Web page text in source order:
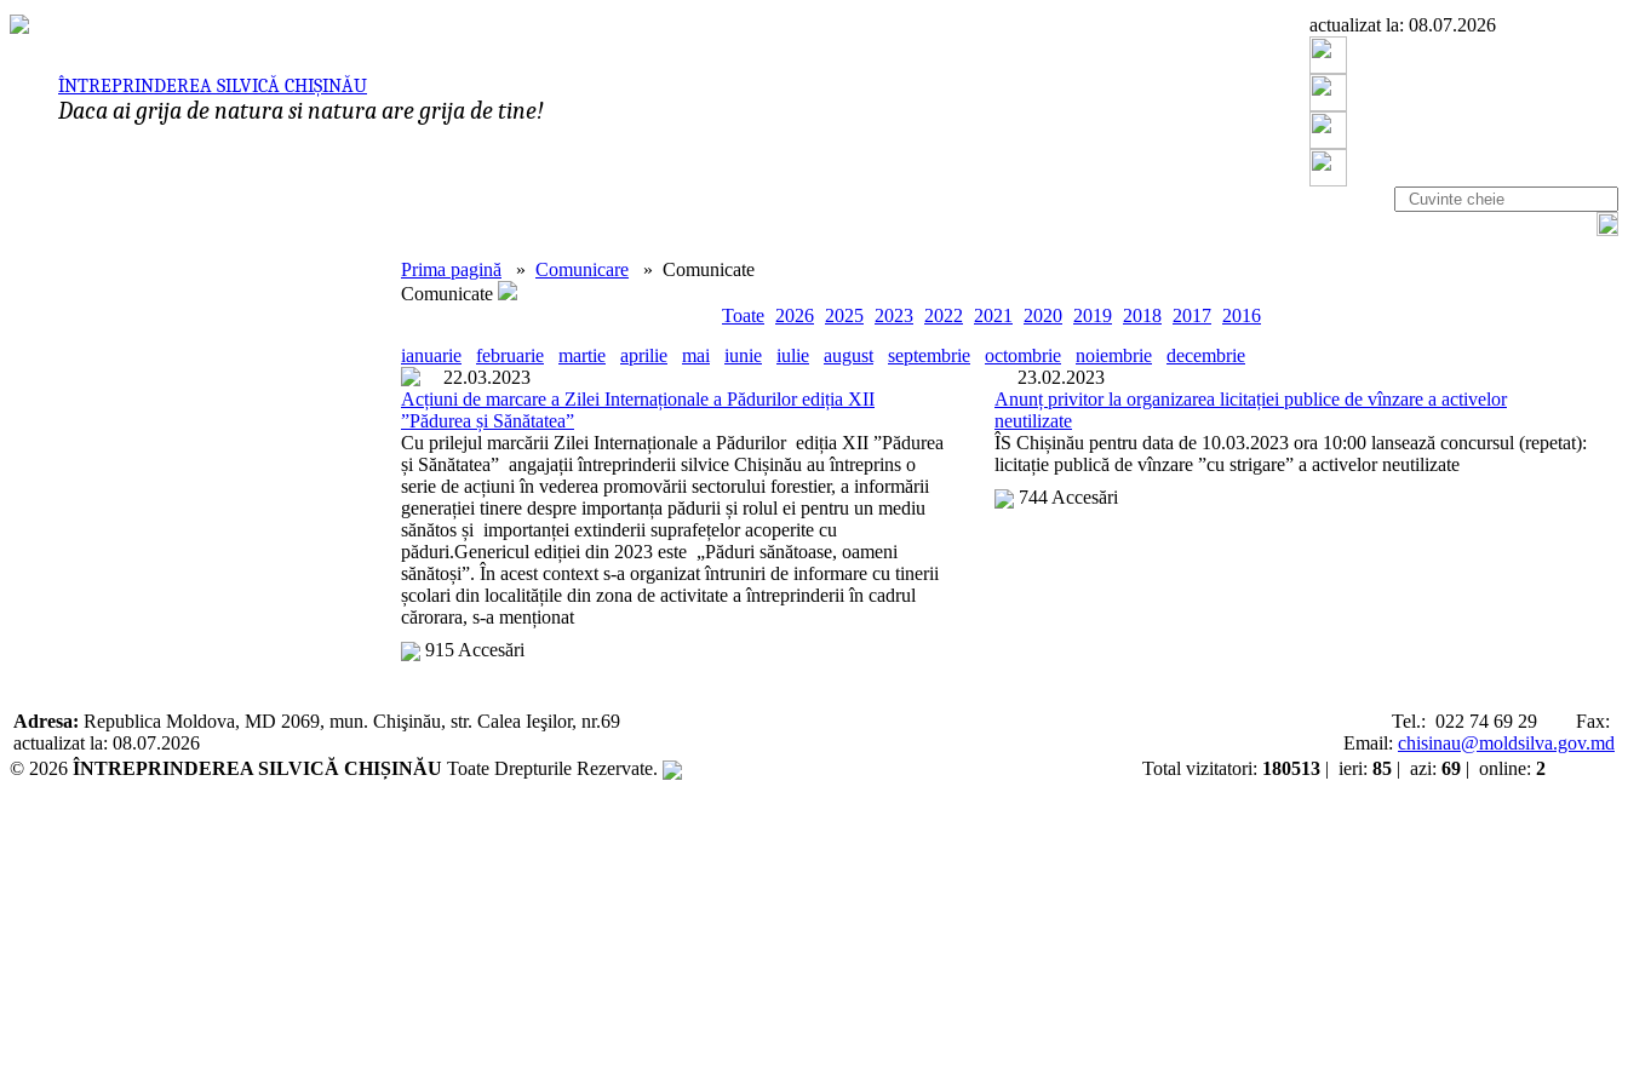
ÎNTREPRINDEREA SILVICĂ CHIȘINĂU
Daca ai grija de natura si natura are grija de tine!
actualizat la: 08.07.2026
Prima pagină » Comunicare » Comunicate
Comunicate
Toate 2026 2025 2023 2022 2021 2020 2019 2018 2017 2016
ianuarie
februarie martie aprilie mai iunie iulie august septembrie octombrie noiembrie
decembrie
22.03.2023
Acțiuni de marcare a Zilei Internaționale a Pădurilor ediția XII
”Pădurea și Sănătatea”
Cu prilejul marcării Zilei Internaționale a Pădurilor ediția XII ”Pădurea
și Sănătatea” angajații întreprinderii silvice Chișinău au întreprins o
serie de acțiuni în vederea promovării sectorului forestier, a informării
generației tinere despre importanța pădurii și rolul ei pentru un mediu
sănătos și importanței extinderii suprafețelor acoperite cu
păduri.Genericul ediției din 2023 este „Păduri sănătoase, oameni
sănătoși”. În acest context s-a organizat întruniri de informare cu tinerii
școlari din localitățile din zona de activitate a întreprinderii în cadrul
cărorara, s-a menționat
915 Accesări
23.02.2023
Anunț privitor la organizarea licitației publice de vînzare a activelor
neutilizate
ÎS Chișinău pentru data de 10.03.2023 ora 10:00 lansează concursul (repetat):
licitație publică de vînzare ”cu strigare” a activelor neutilizate
744 Accesări
Adresa: Republica Moldova, MD 2069, mun. Chişinău, str. Calea Ieşilor, nr.69
actualizat la: 08.07.2026
Tel.: 022 74 69 29
Fax:
Email: chisinau@moldsilva.gov.md
© 2026 ÎNTREPRINDEREA SILVICĂ CHIȘINĂU Toate Drepturile Rezervate. Total vizitatori: 180513 | ieri: 85 | azi: 69 | online: 2